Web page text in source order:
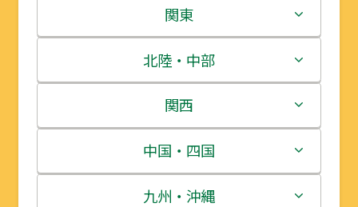
北海道
青森県
岩手県
宮城県
秋田県
関東
茨城県
栃木県
群馬県
埼玉県
北陸・中部
新潟県
富山県
石川県
関西
三重県
滋賀県
中国・四国
鳥取県
九州・沖縄